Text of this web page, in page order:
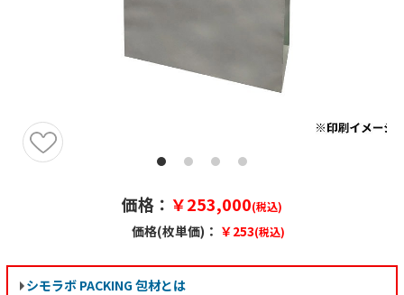
価格： ￥253,000(税込)
価格(枚単価)： ￥253(税込)
シモラボ PACKING 包材とは